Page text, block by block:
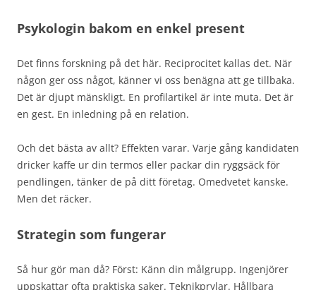
Psykologin bakom en enkel present
Det finns forskning på det här. Reciprocitet kallas det. När
någon ger oss något, känner vi oss benägna att ge tillbaka.
Det är djupt mänskligt. En profilartikel är inte muta. Det är
en gest. En inledning på en relation.
Och det bästa av allt? Effekten varar. Varje gång kandidaten
dricker kaffe ur din termos eller packar din ryggsäck för
pendlingen, tänker de på ditt företag. Omedvetet kanske.
Men det räcker.
Strategin som fungerar
Så hur gör man då? Först: Känn din målgrupp. Ingenjörer
uppskattar ofta praktiska saker. Teknikprylar. Hållbara